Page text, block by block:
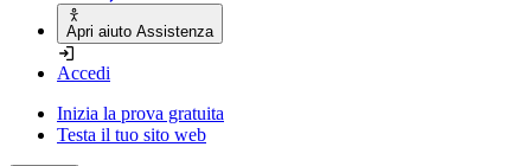
Apri aiuto Assistenza
Accedi
Inizia la prova gratuita
Testa il tuo sito web